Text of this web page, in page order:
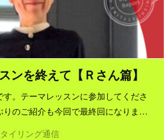
ンを終えて【Ｒさん篇】
。テーマレッスンに参加してくださ
りのご紹介も今回で最終回になりま…
タイリング通信